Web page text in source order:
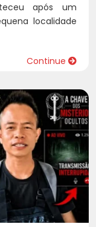
após um
localidade
Continue